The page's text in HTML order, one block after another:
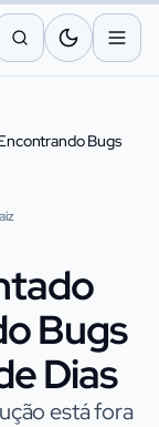
Bugs
Bugs
Dias
está fora